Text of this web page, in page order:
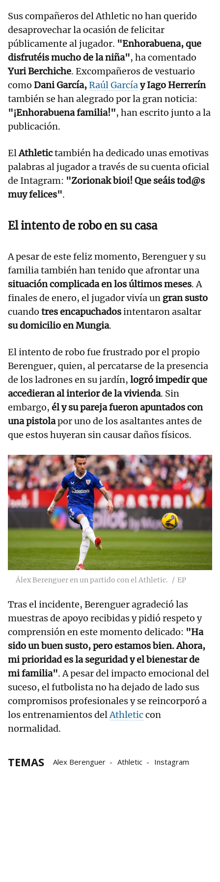
Sus compañeros del Athletic no han querido
desaprovechar la ocasión de felicitar
públicamente al jugador. "Enhorabuena, que
disfrutéis mucho de la niña", ha comentado
Yuri Berchiche. Excompañeros de vestuario
como Dani García,Raúl Garcíay Iago Herrerín
también se han alegrado por la gran noticia:
"¡Enhorabuena familia!", han escrito junto a la
publicación.
ElAthletictambién ha dedicado unas emotivas
palabras al jugador a través de su cuenta oficial
de Intagram: "Zorionak bioi! Que seáis tod@s
muy felices".
El intento de robo en su casa
A pesar de este feliz momento, Berenguer y su
familia también han tenido que afrontar una
situación complicada en los últimos meses. A
finales de enero, el jugador vivía un gran susto
cuando tres encapuchadosintentaron asaltar
su domicilio en Mungia.
El intento de robo fue frustrado por el propio
Berenguer, quien, al percatarse de la presencia
de los ladrones en su jardín, logró impedir que
accedieran al interior de la vivienda. Sin
embargo, él y su pareja fueron apuntados con
una pistolapor uno de los asaltantes antes de
que estos huyeran sin causar daños físicos.
Álex Berenguer en un partido con el Athletic. EP
Tras el incidente, Berenguer agradeció las
muestras de apoyo recibidas y pidió respeto y
comprensión en este momento delicado: "Ha
sido un buen susto, pero estamos bien. Ahora,
mi prioridad es la seguridad y el bienestar de
mi familia". A pesar del impacto emocional del
suceso, el futbolista no ha dejado de lado sus
compromisos profesionales y se reincorporó a
los entrenamientos delAthleticcon
normalidad.
TEMAS Alex Berenguer Athletic Instagram